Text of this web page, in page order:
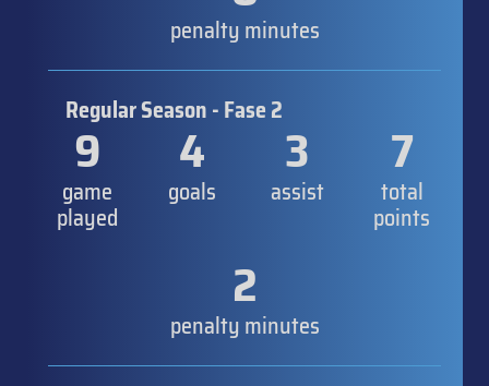
penalty minutes
Regular Season - Fase 2
9
game
played
4
goals
3
assist
7
total
points
2
penalty minutes